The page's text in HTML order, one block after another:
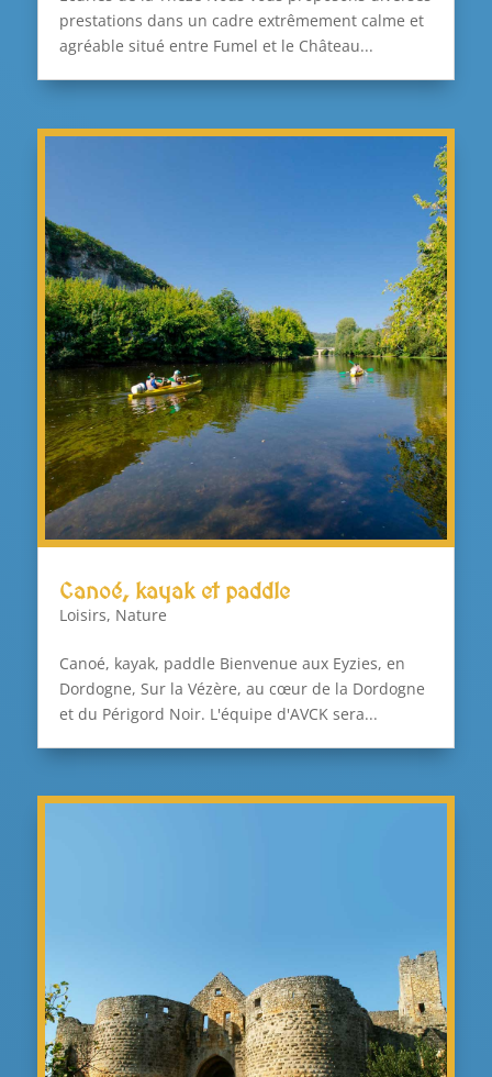
prestations dans un cadre extrêmement calme et
agréable situé entre Fumel et le Château...
Canoé, kayak et paddle
Loisirs, Nature
Canoé, kayak, paddle Bienvenue aux Eyzies, en
Dordogne, Sur la Vézère, au cœur de la Dordogne
et du Périgord Noir. L'équipe d'AVCK sera...